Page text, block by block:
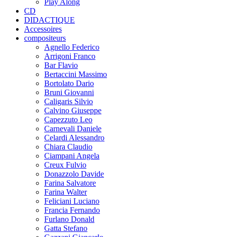
Play Along
CD
DIDACTIQUE
Accessoires
compositeurs
Agnello Federico
Arrigoni Franco
Bar Flavio
Bertaccini Massimo
Bortolato Dario
Bruni Giovanni
Caligaris Silvio
Calvino Giuseppe
Capezzuto Leo
Carnevali Daniele
Celardi Alessandro
Chiara Claudio
Ciampani Angela
Creux Fulvio
Donazzolo Davide
Farina Salvatore
Farina Walter
Feliciani Luciano
Francia Fernando
Furlano Donald
Gatta Stefano